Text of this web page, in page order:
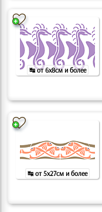
↹ от 6x8см и более
↹ от 5x27см и более